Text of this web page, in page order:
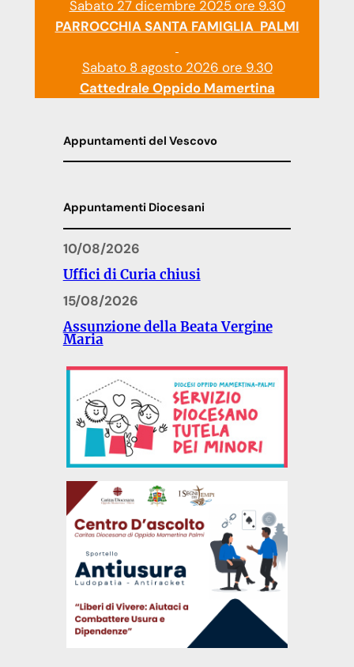
Sabato 27 dicembre 2025 ore 9.30
PARROCCHIA SANTA FAMIGLIA PALMI
Sabato 8 agosto 2026 ore 9.30
Cattedrale Oppido Mamertina
Appuntamenti del Vescovo
Appuntamenti Diocesani
10/08/2026
Uffici di Curia chiusi
15/08/2026
Assunzione della Beata Vergine
Maria